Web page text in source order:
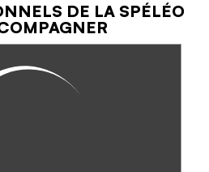
DE LA SPÉLÉO